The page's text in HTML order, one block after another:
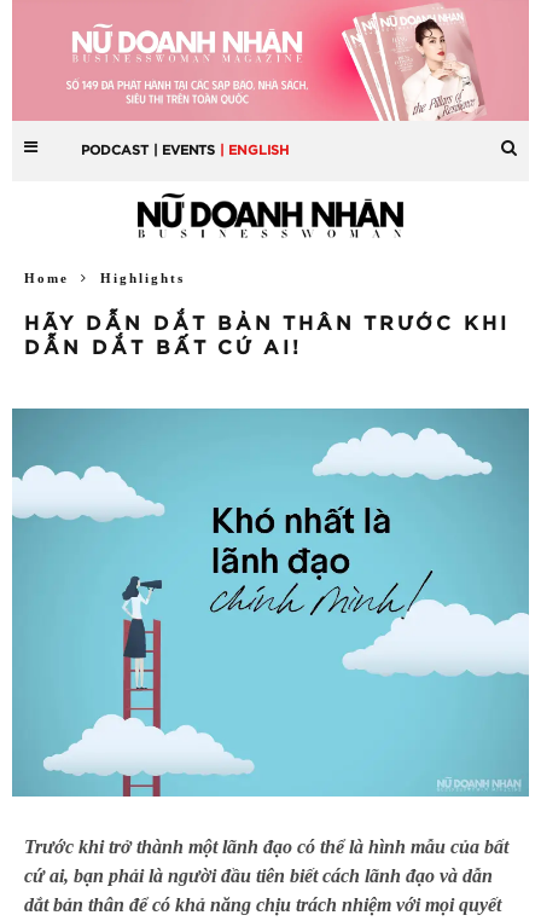
PODCAST | EVENTS | ENGLISH
Home Highlights
HÃY DẪN DẮT BẢN THÂN TRƯỚC KHI
DẪN DẮT BẤT CỨ AI!
Trước khi trở thành một lãnh đạo có thể là hình mẫu của bất
cứ ai, bạn phải là người đầu tiên biết cách lãnh đạo và dẫn
dắt bản thân để có khả năng chịu trách nhiệm với mọi quyết